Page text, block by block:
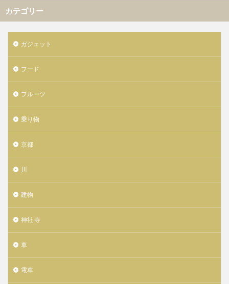
カテゴリー
ガジェット
フード
フルーツ
乗り物
京都
川
建物
神社 寺
車
電車